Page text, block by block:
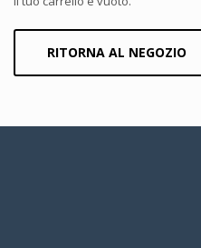
RITORNA AL NEGOZIO